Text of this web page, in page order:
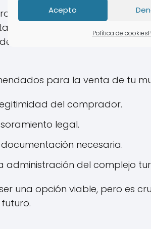
Acepto
Política de cookies
puede parecer una
Existen empresas que
Es esencial asesorarte
para la venta de tu
del comprador.
legal.
necesaria.
administración del complejo
una opción viable, pero es